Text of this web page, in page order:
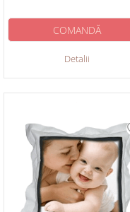
Detalii
COMANDĂ